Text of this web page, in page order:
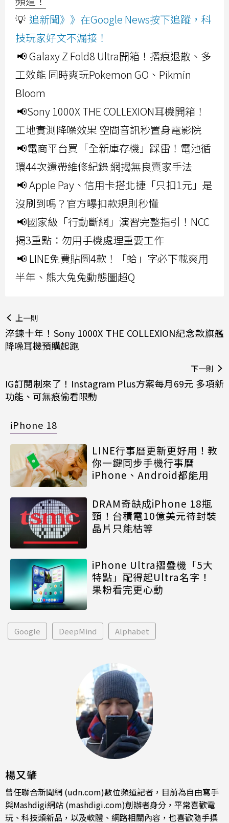
💡 追新聞》》在Google News按下追蹤，科
技玩家好文不漏接！
📢 Galaxy Z Fold8 Ultra開箱！摺痕退散、多
工效能 同時爽玩Pokemon GO、Pikmin
Bloom
📢Sony 1000X THE COLLEXION耳機開箱！
工地實測降噪效果 空間音訊秒置身電影院
📢電商平台買「全新庫存機」踩雷！電池循
環44次還帶維修紀錄 網揭無良賣家手法
📢 Apple Pay、信用卡搭北捷「只扣1元」是
沒刷到嗎？官方曝扣款規則秒懂
📢國家級「行動斷網」演習完整指引！NCC
揭3重點：勿用手機處理重要工作
📢 LINE免費貼圖4款！「蛤」字必下載爽用
半年、熊大兔兔動態圖超Q
上一則
淬鍊十年！Sony 1000X THE COLLEXION紀念款旗艦
降噪耳機預購起跑
下一則
IG訂閱制來了！Instagram Plus方案每月69元 多項新
功能、可無痕偷看限動
iPhone 18
LINE行事曆更新更好用！教
你一鍵同步手機行事曆
iPhone、Android都能用
DRAM奇缺成iPhone 18瓶
頸！台積電10億美元待封裝
晶片只能枯等
iPhone Ultra摺疊機「5大
特點」配得起Ultra名字！
果粉看完更心動
Google DeepMind Alphabet
楊又肇
曾任聯合新聞網 (udn.com)數位頻道記者，目前為自由寫手
與Mashdigi網站 (mashdigi.com)創辦者身分，平常喜歡電
玩、科技類新品，以及軟體、網路相關內容，也喜歡隨手撰